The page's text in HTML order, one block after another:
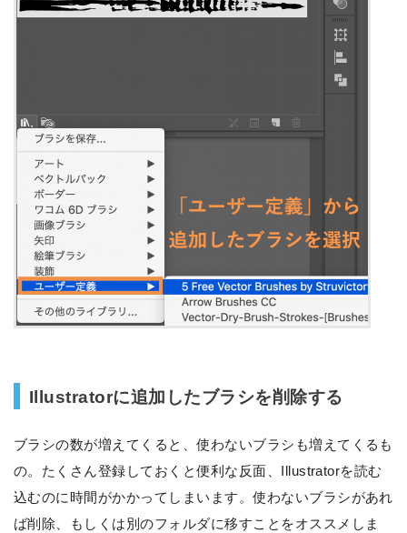
Illustratorに追加したブラシを削除する
ブラシの数が増えてくると、使わないブラシも増えてくるも
の。たくさん登録しておくと便利な反面、Illustratorを読む
込むのに時間がかかってしまいます。使わないブラシがあれ
ば削除、もしくは別のフォルダに移すことをオススメしま